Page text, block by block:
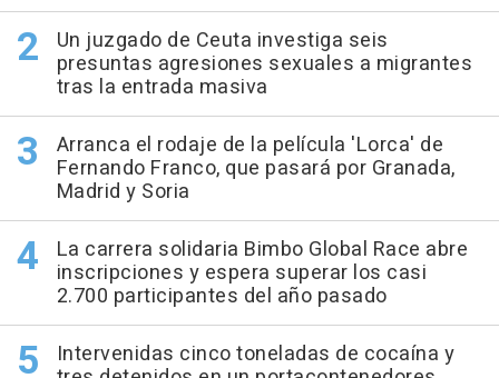
Un juzgado de Ceuta investiga seis
presuntas agresiones sexuales a migrantes
tras la entrada masiva
Arranca el rodaje de la película 'Lorca' de
Fernando Franco, que pasará por Granada,
Madrid y Soria
La carrera solidaria Bimbo Global Race abre
inscripciones y espera superar los casi
2.700 participantes del año pasado
Intervenidas cinco toneladas de cocaína y